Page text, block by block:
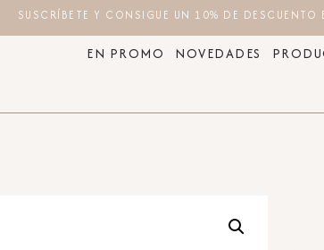
SUSCRÍBETE Y CONSIGUE UN 10% DE DESCUENTO
EN PROMO NOVEDADES